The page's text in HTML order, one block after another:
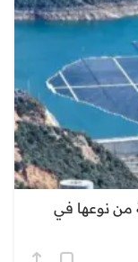
نوعها في